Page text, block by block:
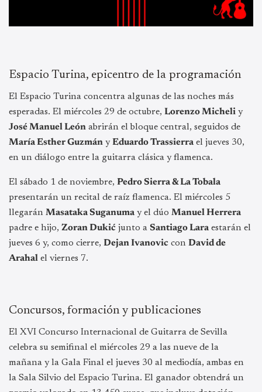
Espacio Turina, epicentro de la programación
El Espacio Turina concentra algunas de las noches más
esperadas. El miércoles 29 de octubre, Lorenzo Micheli y
José Manuel León abrirán el bloque central, seguidos de
María Esther Guzmán yEduardo Trassierra el jueves 30,
en un diálogo entre la guitarra clásica y flamenca.
El sábado 1 de noviembre, Pedro Sierra & La Tobala
presentarán un recital de raíz flamenca. El miércoles 5
llegarán Masataka Suganuma y el dúo Manuel Herrera
padre e hijo, Zoran Dukić junto a Santiago Lara estarán el
jueves 6 y, como cierre, Dejan Ivanovic con David de
Arahal el viernes 7.
Concursos, formación y publicaciones
El XVI Concurso Internacional de Guitarra de Sevilla
celebra su semifinal el miércoles 29 a las nueve de la
mañana y la Gala Final el jueves 30 al mediodía, ambas en
la Sala Silvio del Espacio Turina. El ganador obtendrá un